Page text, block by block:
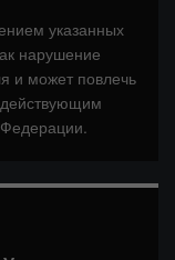
указанных
нарушение
и может повлечь
действующим
Федерации.